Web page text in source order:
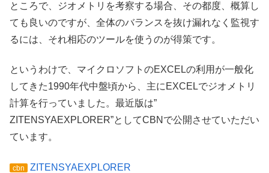
ところで、ジオメトリを考察する場合、その都度、概算し
ても良いのですが、全体のバランスを抜け漏れなく監視す
るには、それ相応のツールを使うのが得策です。
というわけで、マイクロソフトのEXCELの利用が一般化
してきた1990年代中盤頃から、主にEXCELでジオメトリ
計算を行っていました。最近版は”
ZITENSYAEXPLORER”としてCBNで公開させていただい
ています。
cbn ZITENSYAEXPLORER